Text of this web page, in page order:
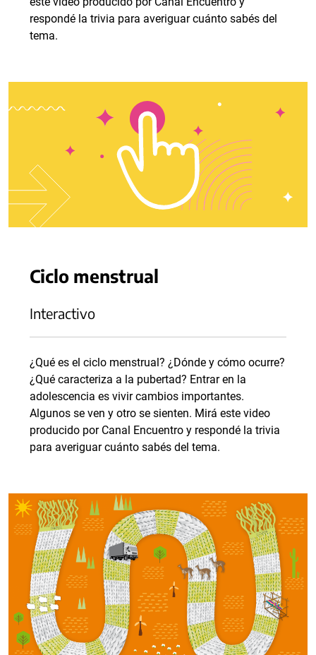
respondé la trivia para averiguar cuánto sabés del
tema.
Ciclo menstrual
Interactivo
¿Qué es el ciclo menstrual? ¿Dónde y cómo ocurre?
¿Qué caracteriza a la pubertad? Entrar en la
adolescencia es vivir cambios importantes.
Algunos se ven y otro se sienten. Mirá este video
producido por Canal Encuentro y respondé la trivia
para averiguar cuánto sabés del tema.